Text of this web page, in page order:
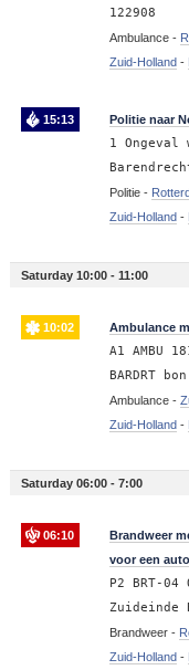
122908
Ambulance -
Zuid-Holland -
15:13 Politie naar
1 Ongeval
Politie -
Zuid-Holland -
Saturday 10:00 - 11:00
10:02 Ambulance
A1 AMBU
BARDRT
Ambulance -
Zuid-Holland -
Saturday 06:00 - 7:00
06:10
Brandweer
voor een
P2 BRT-
Zuideinde
Brandweer -
Zuid-Holland -